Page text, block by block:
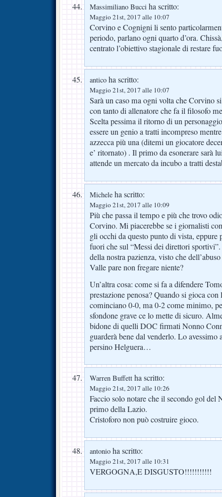
Massimiliano Bucci ha scritto:
Maggio 21st, 2017 alle 10:07
Corvino e Cognigni li sento
periodo, parlano ogni quarto d’ora.
centrato l’obiettivo stagionale di restare
antico ha scritto:
Maggio 21st, 2017 alle 10:07
Sarà un caso ma ogni volta che Corvino
con tanto di allenatore che fa il filosofo
Scelta pessima il ritorno di un
essere un genio a tratti incompreso
azzecca più una (ditemi un giocatore
e’ ritornato) . Il primo da esonerare sarà
attende un mercato da incubo a tratti
Michele ha scritto:
Maggio 21st, 2017 alle 10:09
Più che passa il tempo e più che trovo
Corvino. Mi piacerebbe se i giornalisti
gli occhi da questo punto di vista, eppure
fuori che sul “Messi dei direttori sportivi”.
della nostra pazienza, visto che
Valle pare non fregare niente?
Un’altra cosa: come si fa a difendere
prestazione penosa? Quando si gioca
cominciano 0-0, ma 0-2 come minimo,
sfondone grave ce lo mette di sicuro.
bidone di quelli DOC firmati Nonno
guarderà bene dal venderlo. Lo
persino Helguera…
Warren Buffett ha scritto:
Maggio 21st, 2017 alle 10:26
Faccio solo notare che il secondo gol del
primo della Lazio.
Cristoforo non può costruire gioco.
antonio ha scritto:
Maggio 21st, 2017 alle 10:31
VERGOGNA,E DISGUSTO!!!!!!!!!!!